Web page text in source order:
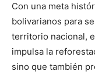
Con una meta
bolivarianos para
territorio nacional,
impulsa la
sino que también